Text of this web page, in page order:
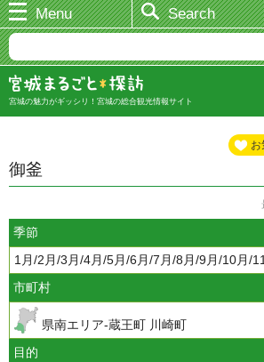
Menu Search
宮城の魅力がギッシリ！宮城の総合観光情報サイト
お
御釜
季節
1月/2月/3月/4月/5月/6月/7月/8月/9月/10月/
市町村
県南エリア-蔵王町 川崎町
目的